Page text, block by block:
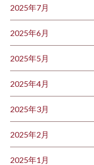
2025年7月
2025年6月
2025年5月
2025年4月
2025年3月
2025年2月
2025年1月